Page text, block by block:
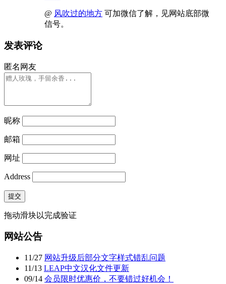
@ 风吹过的地方 可加微信了解，见网站底部微
信号。
发表评论
匿名网友
昵称
邮箱
网址
Address
提交
拖动滑块以完成验证
网站公告
11/27 网站升级后部分文字样式错乱问题
11/13 LEAP中文汉化文件更新
09/14 会员限时优惠价，不要错过好机会！